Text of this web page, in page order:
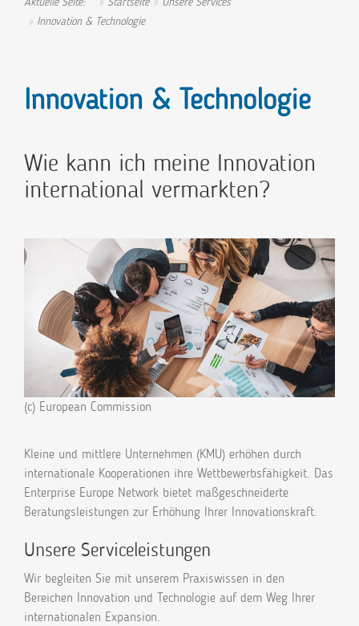
Innovation & Technologie
Innovation & Technologie
Wie kann ich meine Innovation
international vermarkten?
(c) European Commission
Kleine und mittlere Unternehmen (KMU) erhöhen durch
internationale Kooperationen ihre Wettbewerbsfähigkeit. Das
Enterprise Europe Network bietet maßgeschneiderte
Beratungsleistungen zur Erhöhung Ihrer Innovationskraft.
Unsere Serviceleistungen
Wir begleiten Sie mit unserem Praxiswissen in den
Bereichen Innovation und Technologie auf dem Weg Ihrer
internationalen Expansion.